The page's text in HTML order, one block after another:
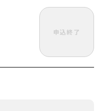
申込終了